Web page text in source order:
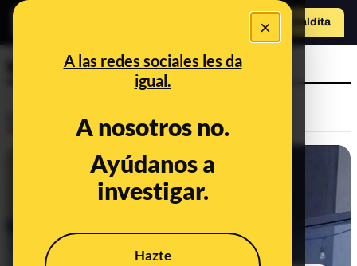
×
A las redes sociales les da
igual.
A nosotros no.
Ayúdanos a
investigar.
Hazte
Hazte Maldita